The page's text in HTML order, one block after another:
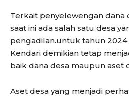
Terkait penyelewengan dana
saat ini ada salah satu desa
pengadilan.untuk tahun
Kendari demikian tetap
baik dana desa maupun aset
Aset desa yang menjadi